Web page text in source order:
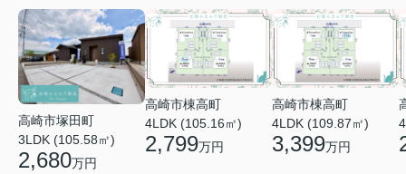
高崎市塚田町
3LDK (105.58㎡)
2,680万円
高崎市棟高町
4LDK (105.16㎡)
2,799万円
高崎市棟高町
4LDK (109.87㎡)
3,399万円